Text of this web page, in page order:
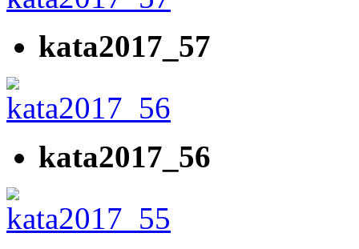
kata2017_57
kata2017_56